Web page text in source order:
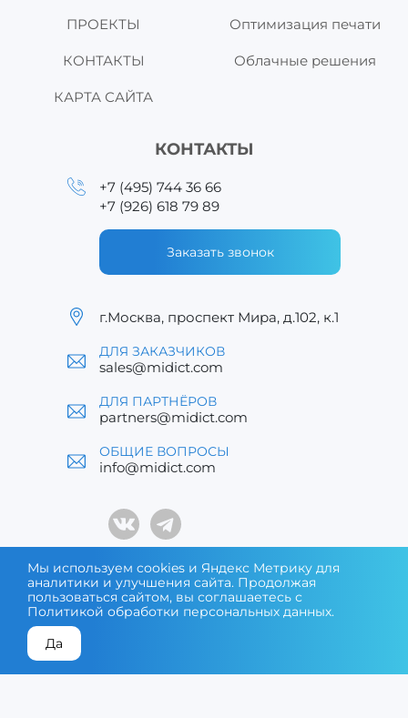
ПРОЕКТЫ
КОНТАКТЫ
КАРТА САЙТА
Оптимизация печати
Облачные решения
КОНТАКТЫ
+7 (495) 744 36 66
+7 (926) 618 79 89
Заказать звонок
г.Москва, проспект Мира, д.102, к.1
ДЛЯ ЗАКАЗЧИКОВ
sales@midict.com
ДЛЯ ПАРТНЁРОВ
partners@midict.com
ОБЩИЕ ВОПРОСЫ
info@midict.com
® MIDICT – зарегистрированный товарный знак. Все
права защищены © 2026
Мы используем cookies и Яндекс Метрику для
аналитики и улучшения сайта. Продолжая
пользоваться сайтом, вы соглашаетесь с
Политикой обработки персональных данных.
Да